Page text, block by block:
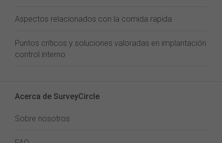
Aspectos relacionados con la comida rapida
Puntos críticos y soluciones valoradas en implantación
control interno
Acerca de SurveyCircle
Sobre nosotros